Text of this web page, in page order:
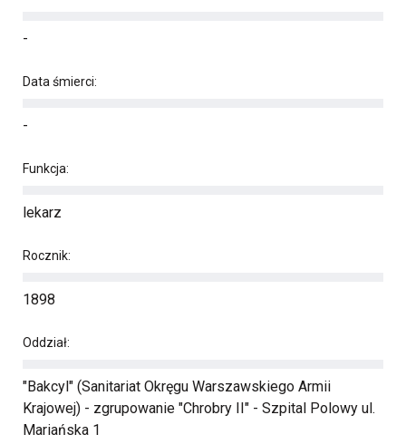
-
Data śmierci:
-
Funkcja:
lekarz
Rocznik:
1898
Oddział:
"Bakcyl" (Sanitariat Okręgu Warszawskiego Armii
Krajowej) - zgrupowanie "Chrobry II" - Szpital Polowy ul.
Mariańska 1